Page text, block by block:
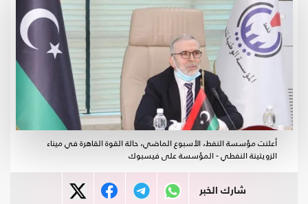
أعلنت مؤسسة النفط، الأسبوع الماضي، حالة القوة القاهرة في ميناء
الزويتينة النفطي - المؤسسة على فيسبوك
شارك الخبر